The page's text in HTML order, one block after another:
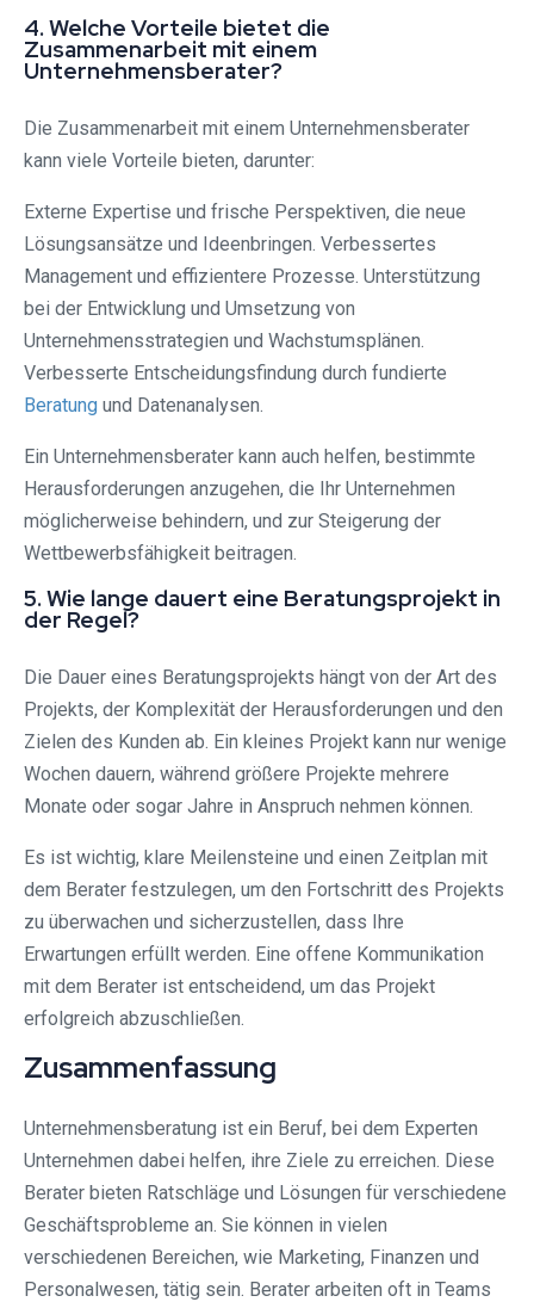
4. Welche Vorteile bietet die
Zusammenarbeit mit einem
Unternehmensberater?
Die Zusammenarbeit mit einem Unternehmensberater
kann viele Vorteile bieten, darunter:
Externe Expertise und frische Perspektiven, die neue
Lösungsansätze und Ideenbringen. Verbessertes
Management und effizientere Prozesse. Unterstützung
bei der Entwicklung und Umsetzung von
Unternehmensstrategien und Wachstumsplänen.
Verbesserte Entscheidungsfindung durch fundierte
Beratung und Datenanalysen.
Ein Unternehmensberater kann auch helfen, bestimmte
Herausforderungen anzugehen, die Ihr Unternehmen
möglicherweise behindern, und zur Steigerung der
Wettbewerbsfähigkeit beitragen.
5. Wie lange dauert eine Beratungsprojekt in
der Regel?
Die Dauer eines Beratungsprojekts hängt von der Art des
Projekts, der Komplexität der Herausforderungen und den
Zielen des Kunden ab. Ein kleines Projekt kann nur wenige
Wochen dauern, während größere Projekte mehrere
Monate oder sogar Jahre in Anspruch nehmen können.
Es ist wichtig, klare Meilensteine und einen Zeitplan mit
dem Berater festzulegen, um den Fortschritt des Projekts
zu überwachen und sicherzustellen, dass Ihre
Erwartungen erfüllt werden. Eine offene Kommunikation
mit dem Berater ist entscheidend, um das Projekt
erfolgreich abzuschließen.
Zusammenfassung
Unternehmensberatung ist ein Beruf, bei dem Experten
Unternehmen dabei helfen, ihre Ziele zu erreichen. Diese
Berater bieten Ratschläge und Lösungen für verschiedene
Geschäftsprobleme an. Sie können in vielen
verschiedenen Bereichen, wie Marketing, Finanzen und
Personalwesen, tätig sein. Berater arbeiten oft in Teams